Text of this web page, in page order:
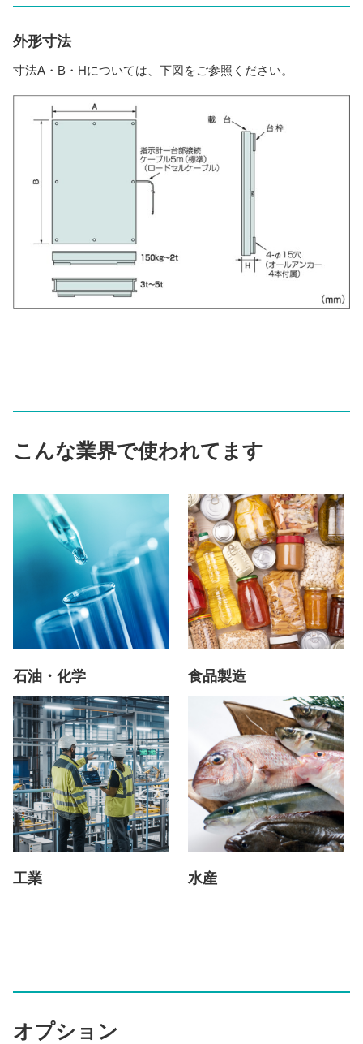
外形寸法
寸法A・B・Hについては、下図をご参照ください。
こんな業界で使われてます
石油・化学 食品製造
工業 水産
オプション